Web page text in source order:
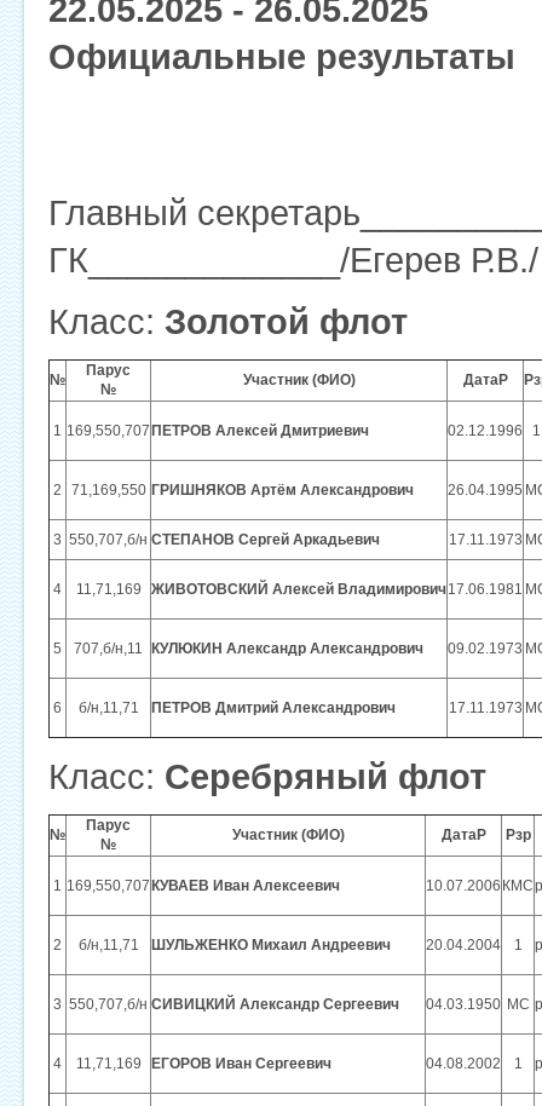
22.05.2025 - 26.05.2025
Официальные результаты
Главный
ГК_____________/Егерев Р.В./
Класс: Золотой флот
№
Парус
№
Участник (ФИО) ДатаР
1 169,550,707 ПЕТРОВ Алексей Дмитриевич 02.12.1996 1
2 71,169,550 ГРИШНЯКОВ Артём Александрович 26.04.1995
3 550,707,б/н СТЕПАНОВ Сергей Аркадьевич 17.11.1973
4 11,71,169 ЖИВОТОВСКИЙ Алексей Владимирович17.06.1981
5 707,б/н,11 КУЛЮКИН Александр Александрович 09.02.1973
6 б/н,11,71 ПЕТРОВ Дмитрий Александрович 17.11.1973
Класс: Серебряный флот
№
Парус
№
Участник (ФИО) ДатаР Рзр
1 169,550,707 КУВАЕВ Иван Алексеевич 10.07.2006 КМС
2 б/н,11,71 ШУЛЬЖЕНКО Михаил Андреевич 20.04.2004 1
3 550,707,б/н СИВИЦКИЙ Александр Сергеевич 04.03.1950 МС
4 11,71,169 ЕГОРОВ Иван Сергеевич 04.08.2002 1